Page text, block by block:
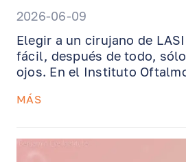
2026-06-09
Elegir a un cirujano de
fácil, después de todo,
ojos. En el Instituto
última generación y las
¡Lea más para ver qué
práctica se destaque!
MÁS